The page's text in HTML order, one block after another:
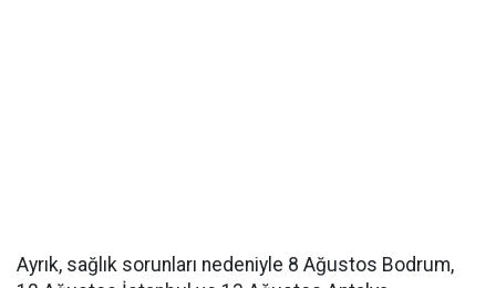
Ayrık, sağlık sorunları nedeniyle 8 Ağustos Bodrum,